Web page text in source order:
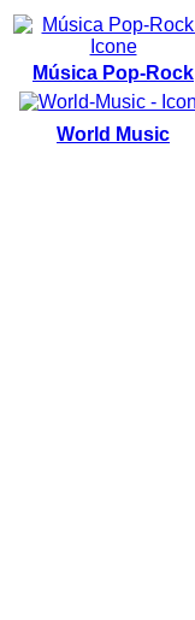
Música Pop-Rock
World Music